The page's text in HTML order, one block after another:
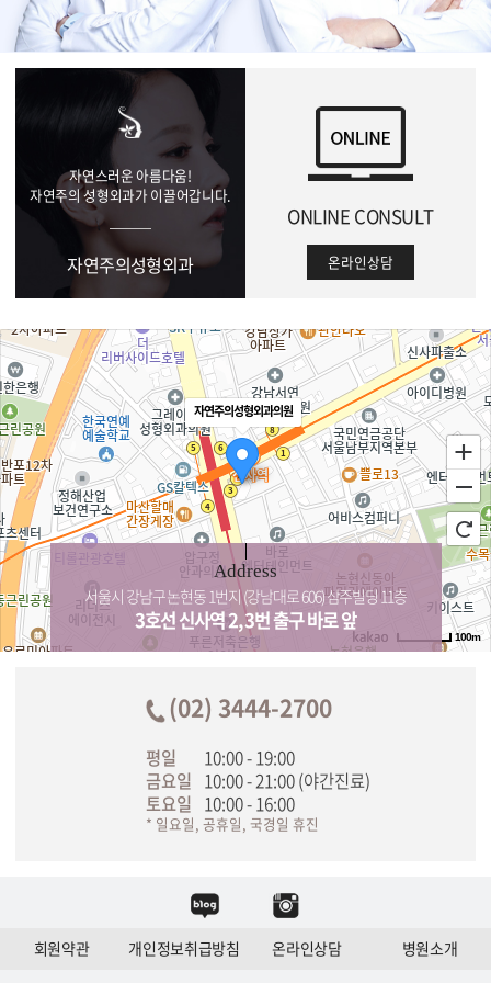
자연스러운 아름다움!
자연주의 성형외과가 이끌어갑니다.
자연주의성형외과
ONLINE CONSULT
온라인상담
자연주의성형외과의원
100m
Address
서울시 강남구 논현동 1번지 (강남대로 606) 삼주빌딩 11층
3호선 신사역 2, 3번 출구 바로 앞
(02) 3444-2700
평일
10:00 - 19:00
금요일 10:00 - 21:00 (야간진료)
토요일 10:00 - 16:00
* 일요일, 공휴일, 국경일 휴진
회원약관 개인정보취급방침 온라인상담 병원소개